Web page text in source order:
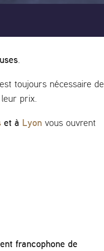
.
toujours nécessaire de
prix.
et à Lyon vous ouvrent
francophone de